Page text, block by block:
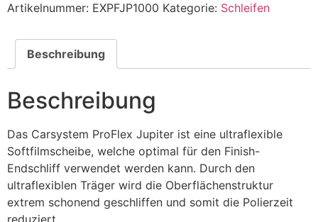
Artikelnummer: EXPFJP1000 Kategorie: Schleifen
Beschreibung
Beschreibung
Das Carsystem ProFlex Jupiter ist eine ultraflexible
Softfilmscheibe, welche optimal für den Finish-
Endschliff verwendet werden kann. Durch den
ultraflexiblen Träger wird die Oberflächenstruktur
extrem schonend geschliffen und somit die Polierzeit